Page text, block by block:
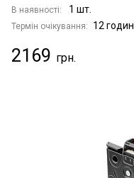
В наявності: 1 шт.
Термін очікування: 12 годин
2169